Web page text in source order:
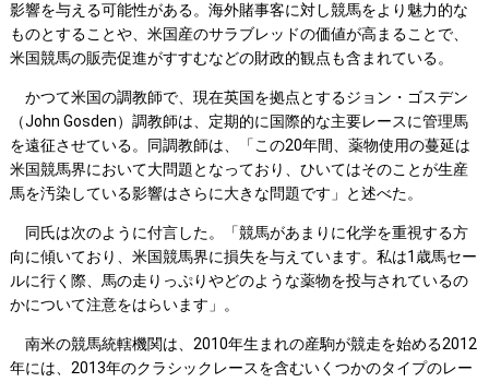
影響を与える可能性がある。海外賭事客に対し競馬をより魅力的な
ものとすることや、米国産のサラブレッドの価値が高まることで、
米国競馬の販売促進がすすむなどの財政的観点も含まれている。
かつて米国の調教師で、現在英国を拠点とするジョン・ゴスデン
（John Gosden）調教師は、定期的に国際的な主要レースに管理馬
を遠征させている。同調教師は、「この20年間、薬物使用の蔓延は
米国競馬界において大問題となっており、ひいてはそのことが生産
馬を汚染している影響はさらに大きな問題です」と述べた。
同氏は次のように付言した。「競馬があまりに化学を重視する方
向に傾いており、米国競馬界に損失を与えています。私は1歳馬セー
ルに行く際、馬の走りっぷりやどのような薬物を投与されているの
かについて注意をはらいます」。
南米の競馬統轄機関は、2010年生まれの産駒が競走を始める2012
年には、2013年のクラシックレースを含むいくつかのタイプのレー